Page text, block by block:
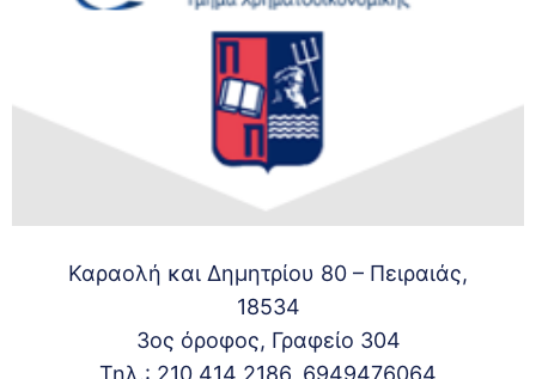
Καραολή και Δημητρίου 80 – Πειραιάς,
18534
3ος όροφος, Γραφείο 304